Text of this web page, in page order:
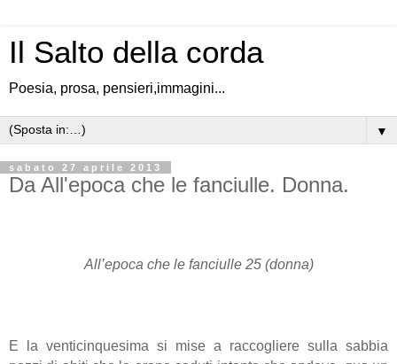
Il Salto della corda
Poesia, prosa, pensieri,immagini...
▼
sabato 27 aprile 2013
Da All'epoca che le fanciulle. Donna.
All’epoca che le fanciulle 25 (donna)
E la venticinquesima si mise a raccogliere sulla sabbia